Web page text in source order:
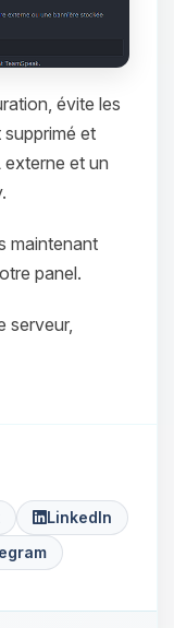
évite les
supprimé et
et un
maintenant
panel.
serveur,
LinkedIn
me
petit
mes